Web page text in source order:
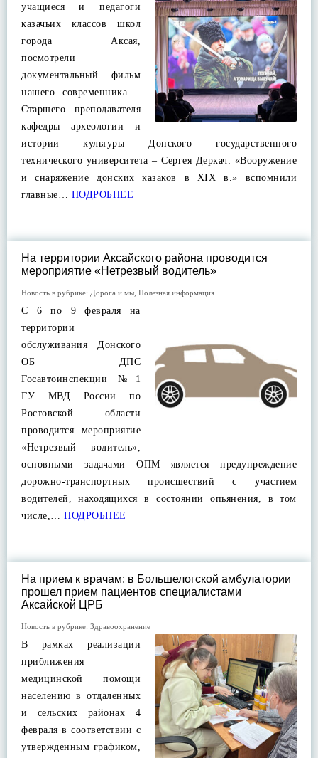
учащиеся и педагоги
казачьих классов школ
города Аксая,
посмотрели
документальный фильм
нашего современника –
Старшего преподавателя
кафедры археологии и
истории культуры Донского государственного
технического университета – Сергея Деркач: «Вооружение
и снаряжение донских казаков в XIX в.» вспомнили
главные… ПОДРОБНЕЕ
На территории Аксайского района проводится
мероприятие «Нетрезвый водитель»
Новость в рубрике: Дорога и мы Полезная информация
С 6 по 9 февраля на
территории
обслуживания Донского
ОБ ДПС
Госавтоинспекции №1
ГУ МВД России по
Ростовской области
проводится мероприятие
«Нетрезвый водитель»,
основными задачами ОПМ является предупреждение
дорожно-транспортных происшествий с участием
водителей, находящихся в состоянии опьянения, в том
числе,… ПОДРОБНЕЕ
На прием к врачам: в Большелогской амбулатории
прошел прием пациентов специалистами
Аксайской ЦРБ
Новость в рубрике: Здравоохранение
В рамках реализации
приближения
медицинской помощи
населению в отдаленных
и сельских районах 4
февраля в соответствии с
утвержденным графиком,